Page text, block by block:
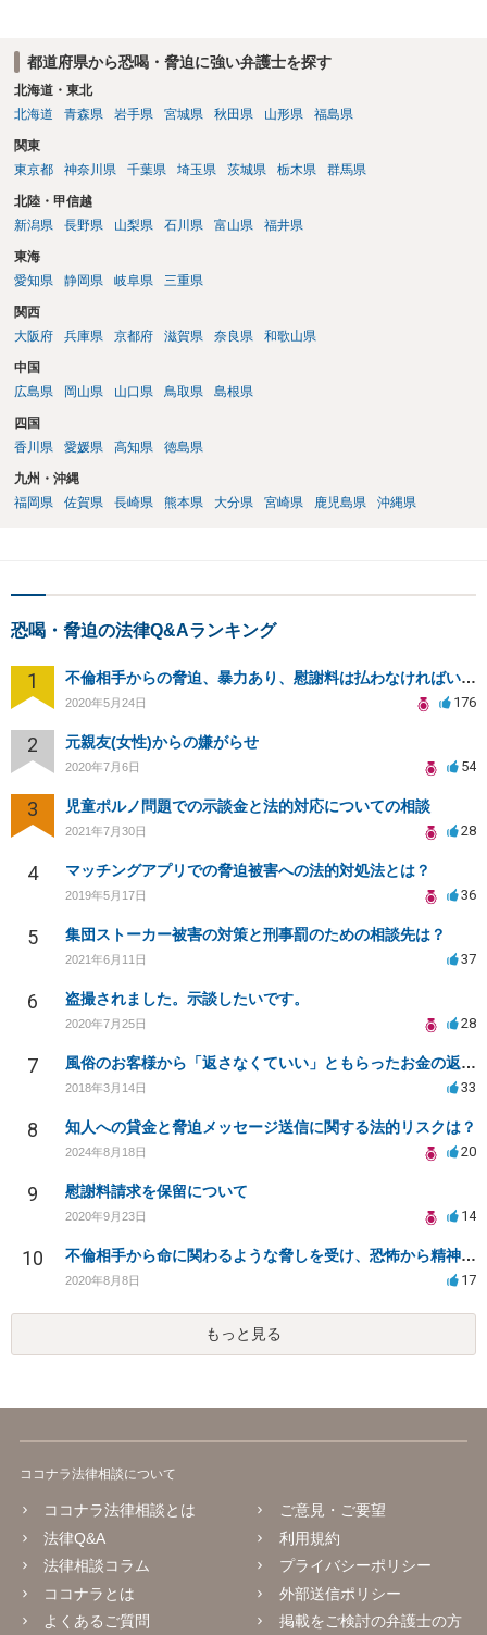
都道府県から恐喝・脅迫に強い弁護士を探す
北海道・東北
北海道
青森県 岩手県 宮城県 秋田県 山形県 福島県
関東
東京都
神奈川県 千葉県 埼玉県 茨城県 栃木県 群馬県
北陸・甲信越
新潟県
長野県 山梨県 石川県 富山県 福井県
東海
愛知県
静岡県 岐阜県 三重県
関西
大阪府
兵庫県 京都府 滋賀県 奈良県 和歌山県
中国
広島県
岡山県 山口県 鳥取県 島根県
四国
香川県
愛媛県 高知県 徳島県
九州・沖縄
福岡県
佐賀県 長崎県 熊本県 大分県 宮崎県 鹿児島県 沖縄県
恐喝・脅迫の法律Q&Aランキング
1 不倫相手からの脅迫、暴力あり、慰謝料は払わなければいけませんか
2020年5月24日 176
2 元親友(女性)からの嫌がらせ
2020年7月6日 54
3 児童ポルノ問題での示談金と法的対応についての相談
2021年7月30日 28
4 マッチングアプリでの脅迫被害への法的対処法とは？
2019年5月17日 36
5 集団ストーカー被害の対策と刑事罰のための相談先は？
2021年6月11日 37
6 盗撮されました。示談したいです。
2020年7月25日 28
7 風俗のお客様から「返さなくていい」ともらったお金の返済を強要されています
2018年3月14日 33
8 知人への貸金と脅迫メッセージ送信に関する法的リスクは？
2024年8月18日 20
9 慰謝料請求を保留について
2020年9月23日 14
10 不倫相手から命に関わるような脅しを受け、恐怖から精神的にまいっています。
2020年8月8日 17
もっと見る
ココナラ法律相談について
ココナラ法律相談とは
法律Q&A
法律相談コラム
ココナラとは
よくあるご質問
ご意見・ご要望
利用規約
プライバシーポリシー
外部送信ポリシー
掲載をご検討の弁護士の方